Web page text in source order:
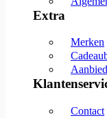
Extra
Merken
Contact